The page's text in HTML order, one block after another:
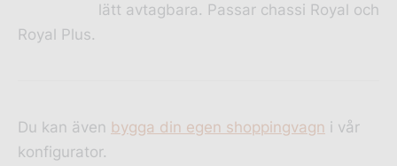
lätt avtagbara. Passar chassi Royal och
Royal Plus.
Du kan även bygga din egen shoppingvagn i vår
konfigurator.